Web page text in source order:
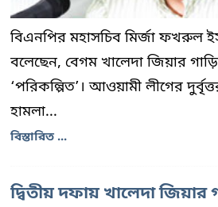
বিএনপির মহাসচিব মির্জা ফখরুল
বলেছেন, বেগম খালেদা জিয়ার
‘পরিকল্পিত’। আওয়ামী লীগের
হামলা...
বিস্তারিত ...
দ্বিতীয় দফায় খালেদা জিয়ার